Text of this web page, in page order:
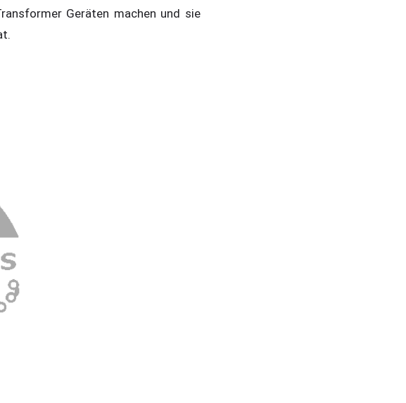
Geräten machen und sie